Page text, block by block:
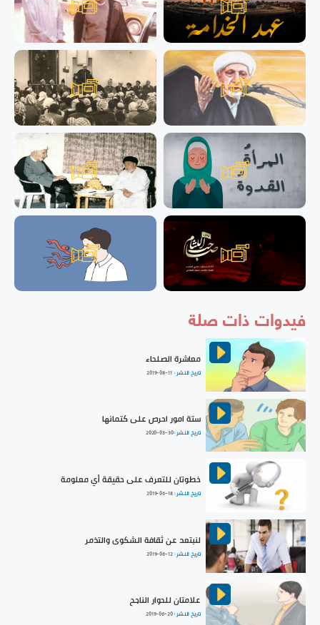
فيدوات ذات صلة
معاشرة الصلحاء
تاريخ النشر : 2019-08-11
ستة امور احرص على كتمانها
تاريخ النشر :2020-03-30
خطوتان للتعرف على حقيقة أي معلومة
تاريخ النشر :2019-06-18
لنبتعد عن ثقافة الشكوى والتذمر
تاريخ النشر :2019-06-12
علامتان للحوار الناجح
تاريخ النشر :2019-06-20